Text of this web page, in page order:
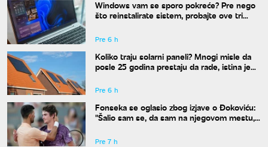
Windows vam se sporo pokreće? Pre nego
što reinstalirate sistem, probajte ove tri
Pre 6 h
Koliko traju solarni paneli? Mnogi misle da
posle 25 godina prestaju da rade, istina je
Pre 6 h
Fonseka se oglasio zbog izjave o Đokoviću:
"Šalio sam se, da sam na njegovom mestu,
Pre 7 h